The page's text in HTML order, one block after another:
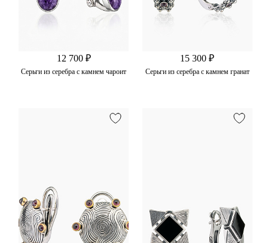
12 700 ₽
Серьги из серебра с камнем чароит
15 300 ₽
Серьги из серебра с камнем гранат